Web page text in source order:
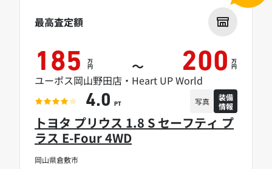
岡山県倉敷市
トヨタ プリウス 1.8 S セーフティ プ
ラス E-Four 4WD
最高査定額
185 万
円 ～ 200 万
円
ユーポス岡山野田店・Heart UP World
4.0 PT 写真
装備
情報